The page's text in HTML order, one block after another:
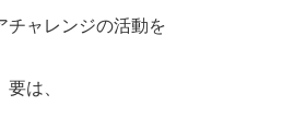
チャレンジの活動を
は、